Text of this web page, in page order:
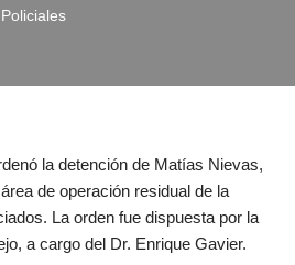
Policiales
la detención de Matías Nievas,
de operación residual de la
La orden fue dispuesta por la
a cargo del Dr. Enrique Gavier.